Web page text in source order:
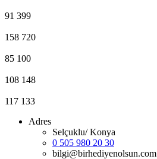
91 399
158 720
85 100
108 148
117 133
Adres
Selçuklu/ Konya
0 505 980 20 30
bilgi@birhediyenolsun.com